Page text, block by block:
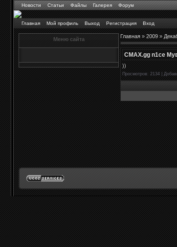
Новости Статьи Файлы Галерея Форум
Главная Мой профиль Выход Регистрация Вход
Меню сайта Главная»2009 »
CMAX.gg n1ce
))
Просмотров: 2134 |